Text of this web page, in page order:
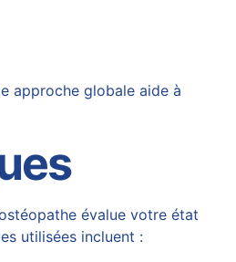
approche globale aide à
évalue votre état
utilisées incluent :